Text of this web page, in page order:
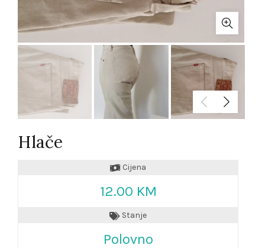
Hlače
Cijena
12.00 KM
Stanje
Polovno